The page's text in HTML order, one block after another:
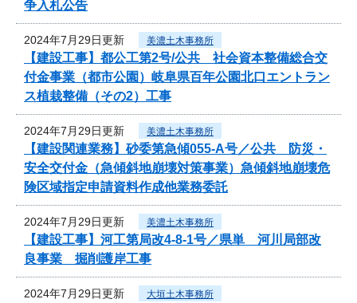
争入札公告
2024年7月29日更新 美濃土木事務所
【建設工事】都公工第2号/公共 社会資本整備総合交
付金事業（都市公園）岐阜県百年公園北口エントラン
ス植栽整備（その2）工事
2024年7月29日更新 美濃土木事務所
【建設関連業務】砂委第急傾055-A号／公共 防災・
安全交付金（急傾斜地崩壊対策事業）急傾斜地崩壊危
険区域指定申請資料作成他業務委託
2024年7月29日更新 美濃土木事務所
【建設工事】河工第局改4-8-1号／県単 河川局部改
良事業 掘削護岸工事
2024年7月29日更新 大垣土木事務所